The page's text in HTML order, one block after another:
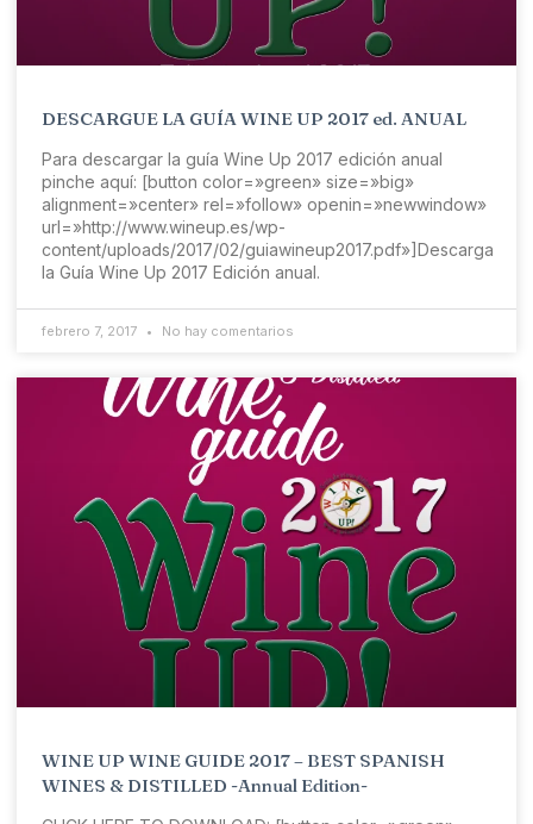
DESCARGUE LA GUÍA WINE UP 2017 ed. ANUAL
Para descargar la guía Wine Up 2017 edición anual
pinche aquí: [button color=»green» size=»big»
alignment=»center» rel=»follow» openin=»newwindow»
url=»http://www.wineup.es/wp-
content/uploads/2017/02/guiawineup2017.pdf»]Descarga
la Guía Wine Up 2017 Edición anual.
febrero 7, 2017 No hay comentarios
WINE UP WINE GUIDE 2017 – BEST SPANISH
WINES & DISTILLED -Annual Edition-